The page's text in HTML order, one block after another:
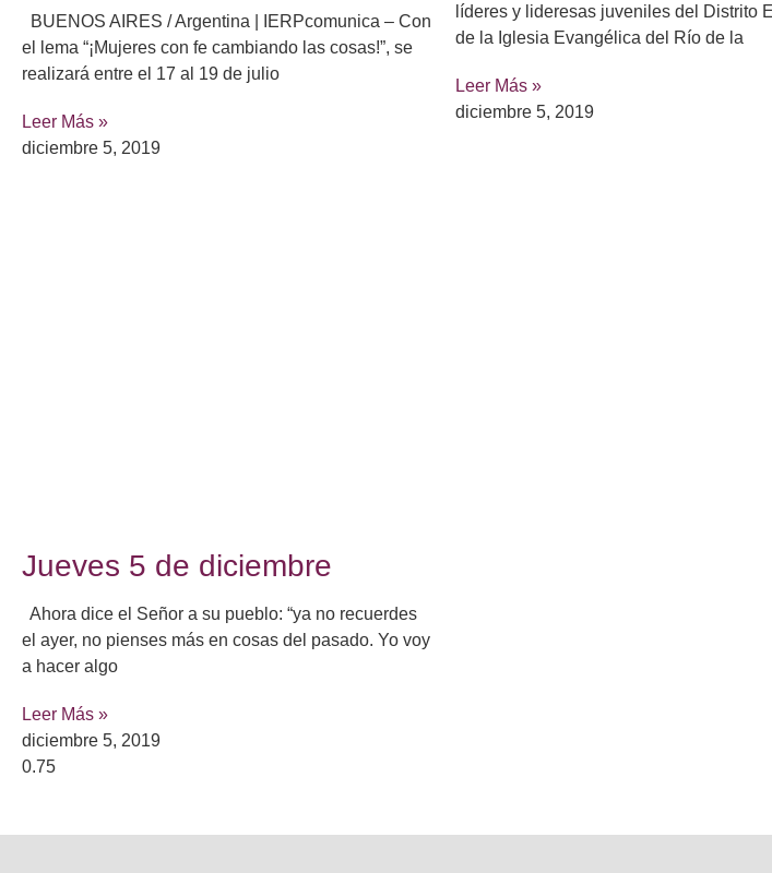
BUENOS AIRES / Argentina | IERPcomunica – Con
el lema “¡Mujeres con fe cambiando las cosas!”, se
realizará entre el 17 al 19 de julio
Leer Más »
diciembre 5, 2019
líderes y lideresas juveniles del Distrito
de la Iglesia Evangélica del Río de la
Leer Más »
diciembre 5, 2019
Jueves 5 de diciembre
Ahora dice el Señor a su pueblo: “ya no recuerdes
el ayer, no pienses más en cosas del pasado. Yo voy
a hacer algo
Leer Más »
diciembre 5, 2019